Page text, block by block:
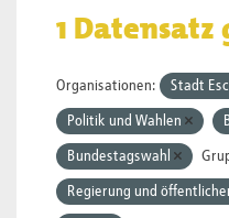
1
Organisationen: Stadt
Politik und Wahlen
Bundestagswahl
Regierung und